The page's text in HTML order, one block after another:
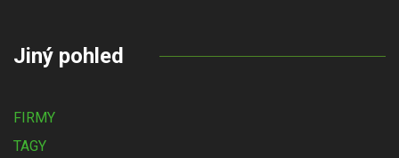
Jiný pohled
FIRMY
TAGY